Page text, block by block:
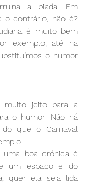
a piada. Em
o contrário, não é?
é muito bem
exemplo, até na
o humor
muito jeito para a
o humor. Não há
que o Carnaval
uma boa crónica é
um espaço e do
quer ela seja lida